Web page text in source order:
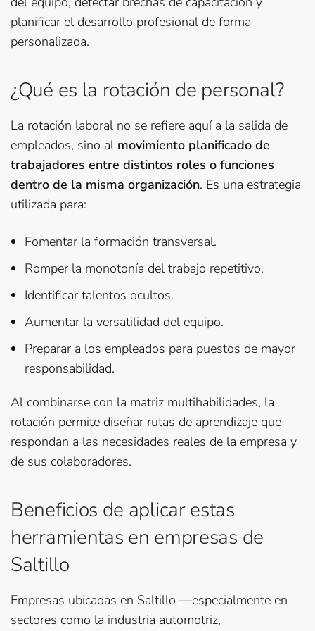
planificar el desarrollo profesional de forma
personalizada.
¿Qué es la rotación de personal?
La rotación laboral no se refiere aquí a la salida de
empleados, sino al movimiento planificado de
trabajadores entre distintos roles o funciones
dentro de la misma organización. Es una estrategia
utilizada para:
Fomentar la formación transversal.
Romper la monotonía del trabajo repetitivo.
Identificar talentos ocultos.
Aumentar la versatilidad del equipo.
Preparar a los empleados para puestos de mayor
responsabilidad.
Al combinarse con la matriz multihabilidades, la
rotación permite diseñar rutas de aprendizaje que
respondan a las necesidades reales de la empresa y
de sus colaboradores.
Beneficios de aplicar estas
herramientas en empresas de
Saltillo
Empresas ubicadas en Saltillo —especialmente en
sectores como la industria automotriz,